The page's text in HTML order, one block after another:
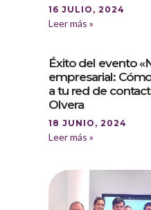
16 JULIO, 2024
Leer más »
Éxito del evento
empresarial:
a tu red de
Olvera
18 JUNIO, 2024
Leer más »